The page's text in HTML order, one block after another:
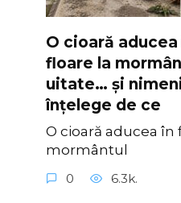
O cioară
floare la
uitate… și
înțelege de ce
O cioară aducea în
mormântul
0 6.3k.